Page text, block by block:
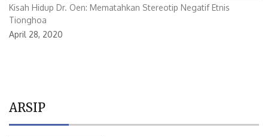
Kisah Hidup Dr. Oen: Mematahkan Stereotip Negatif Etnis
Tionghoa
April 28, 2020
ARSIP